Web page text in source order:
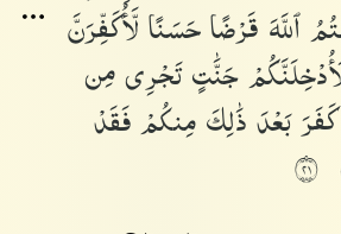
ٱللَّهَقَرْضًاحَسَنًالَّأُكَفِّرَنَّ
جَنَّٰتٍتَجْرِىمِن
كَفَرَبَعْدَذَٰلِكَمِنكُمْفَقَدْ
١٢